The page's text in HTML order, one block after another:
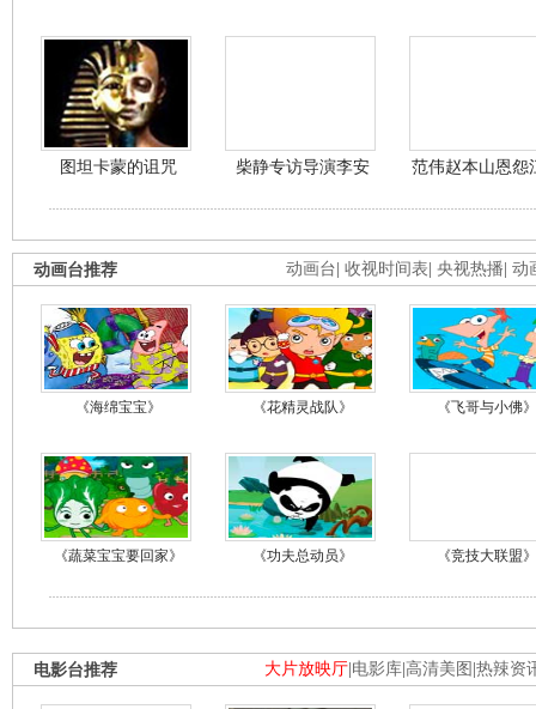
图坦卡蒙的诅咒 柴静专访导演李安 范伟赵本山恩怨
动画台 收视时间表 央视热播 动
动画台推荐
《海绵宝宝》 《花精灵战队》 《飞哥与小佛》
《蔬菜宝宝要回家》 《功夫总动员》 《竞技大联盟》
大片放映厅 电影库 高清美图 热辣资
电影台推荐